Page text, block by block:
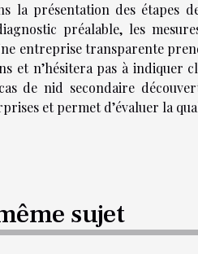
la présentation des étapes
préalable, les
entreprise transparente
et n’hésitera pas à indiquer
de nid secondaire
et permet d’évaluer la
sujet